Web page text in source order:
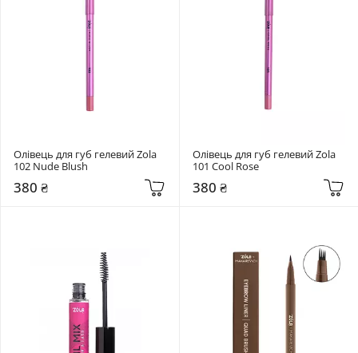
Олівець для губ гелевий Zola
102 Nude Blush
380 ₴
Олівець для губ гелевий Zola
101 Cool Rose
380 ₴